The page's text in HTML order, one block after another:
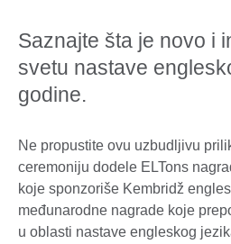
Saznajte šta je novo i
svetu nastave
godine.
Ne propustite ovu uzbudljivu
ceremoniju dodele ELTons
koje sponzoriše Kembridž
međunarodne nagrade koje
u oblasti nastave engleskog